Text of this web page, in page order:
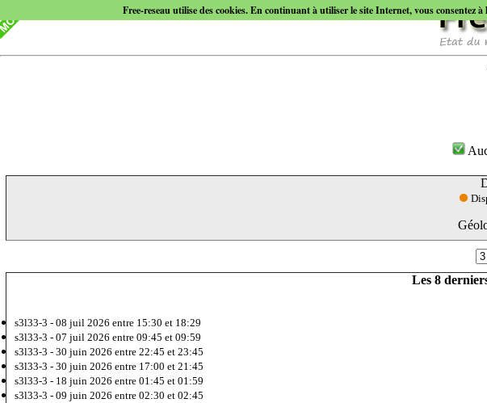
Les 8
s3l33-3 - 08 juil 2026 entre 15:30 et 18:29
s3l33-3 - 07 juil 2026 entre 09:45 et 09:59
s3l33-3 - 30 juin 2026 entre 22:45 et 23:45
s3l33-3 - 30 juin 2026 entre 17:00 et 21:45
s3l33-3 - 18 juin 2026 entre 01:45 et 01:59
s3l33-3 - 09 juin 2026 entre 02:30 et 02:45
Free-reseau utilise des cookies. En continuant à utiliser le site Internet, vous